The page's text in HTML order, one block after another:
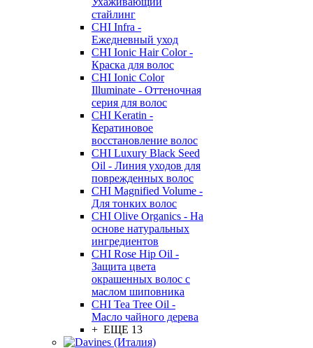
стайлинг
CHI Infra -
Ежедневный уход
CHI Ionic Hair Color -
Краска для волос
CHI Ionic Color
Illuminate - Оттеночная
серия для волос
CHI Keratin -
Кератиновое
восстановление волос
CHI Luxury Black Seed
Oil - Линия уходов для
поврежденных волос
CHI Magnified Volume -
Для тонких волос
CHI Olive Organics - На
основе натуральных
ингредиентов
CHI Rose Hip Oil -
Защита цвета
окрашенных волос с
маслом шиповника
CHI Tea Tree Oil -
Масло чайного дерева
+ ЕЩЕ 13